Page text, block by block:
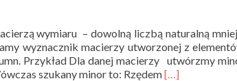
wymiaru – dowolną liczbą naturalną
wyznacznik macierzy utworzonej z
Przykład Dla danej macierzy utwórzmy
szukany minor to: RzędemRead
[…]